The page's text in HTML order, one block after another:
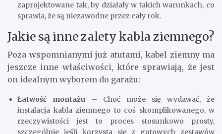
zaprojektowane tak, by działały w takich warunkach, co
sprawia, że są niezawodne przez cały rok.
Jakie są inne zalety kabla ziemnego?
Poza wspomnianymi już atutami, kabel ziemny ma
jeszcze inne właściwości, które sprawiają, że jest
on idealnym wyborem do garażu:
Łatwość montażu – Choć może się wydawać, że
instalacja kabla ziemnego to coś skomplikowanego, w
rzeczywistości jest to proces stosunkowo prosty,